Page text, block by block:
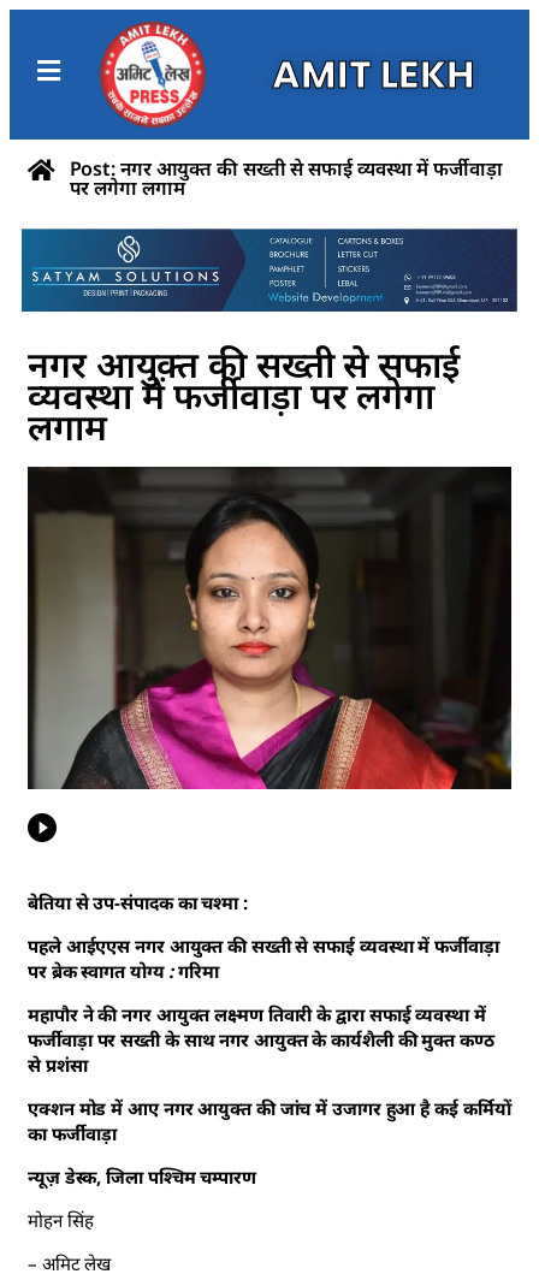
AMIT LEKH
Post: नगर आयुक्त की सख्ती से सफाई व्यवस्था में फर्जीवाड़ा
पर लगेगा लगाम
नगर आयुक्त की सख्ती से सफाई
व्यवस्था में फर्जीवाड़ा पर लगेगा
लगाम
बेतिया से उप-संपादक का चश्मा :
पहले आईएएस नगर आयुक्त की सख्ती से सफाई व्यवस्था में फर्जीवाड़ा
पर ब्रेक स्वागत योग्य : गरिमा
महापौर ने की नगर आयुक्त लक्ष्मण तिवारी के द्वारा सफाई व्यवस्था में
फर्जीवाड़ा पर सख्ती के साथ नगर आयुक्त के कार्यशैली की मुक्त कण्ठ
से प्रशंसा
एक्शन मोड में आए नगर आयुक्त की जांच में उजागर हुआ है कई कर्मियों
का फर्जीवाड़ा
न्यूज़ डेस्क, जिला पश्चिम चम्पारण
मोहन सिंह
– अमिट लेख